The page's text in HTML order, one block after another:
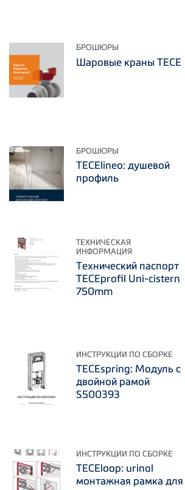
БРОШЮРЫ
Шаровые краны TECE
БРОШЮРЫ
TECElineo: душевой
профиль
ТЕХНИЧЕСКАЯ
ИНФОРМАЦИЯ
Технический паспорт
TECEprofil Uni-cistern
750mm
ИНСТРУКЦИИ ПО СБОРКЕ
TECEspring: Модуль с
двойной рамой
S500393
ИНСТРУКЦИИ ПО СБОРКЕ
TECEloop: urinal
монтажная рамка для